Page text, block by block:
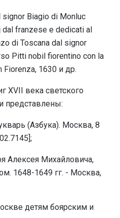
signor Biagio di Monluc
franzese e dedicati al
di Toscana dal signor
Pitti nobil fiorentino con la
Fiorenza, 1630 и др.
XVII века светского
представлены:
(Азбука). Москва, 8
Алексея Михайловича,
1648-1649 гг. - Москва,
детям боярским и